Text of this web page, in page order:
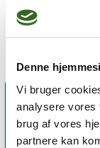
Denne
Vi bruger
analysere vores
brug af vores
partnere kan